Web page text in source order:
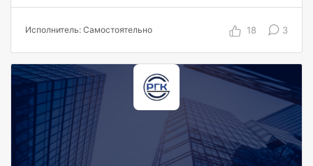
~7000 плановое количество электронных
Исполнитель: Самостоятельно 18 3